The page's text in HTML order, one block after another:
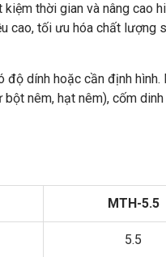
thời gian và nâng cao
cao, tối ưu hóa chất lượng
độ dính hoặc cần định
nêm, hạt nêm), cốm
MTH-5.5
5.5